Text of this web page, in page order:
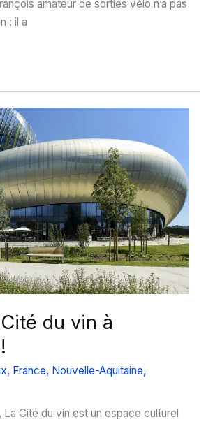
amateur de sorties vélo n’a pas
: il a
du vin à
, France, Nouvelle-Aquitaine,
La Cité du vin est un espace culturel